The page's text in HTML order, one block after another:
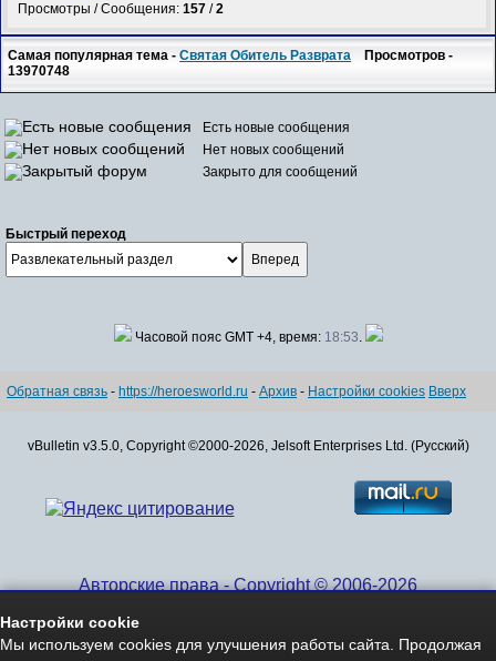
Просмотры / Сообщения:157 /2
Самая популярная тема -Святая Обитель Разврата Просмотров -
13970748
Есть новые сообщения
Нет новых сообщений
Закрыто для сообщений
Быстрый переход
Часовой пояс GMT +4, время: 18:53.
Обратная связь - https://heroesworld.ru - Архив - Настройки cookies Вверх
vBulletin v3.5.0, Copyright ©2000-2026, Jelsoft Enterprises Ltd. (Русский)
Авторские права - Copyright © 2006-2026
Настройки cookie
Мы используем cookies для улучшения работы сайта. Продолжая